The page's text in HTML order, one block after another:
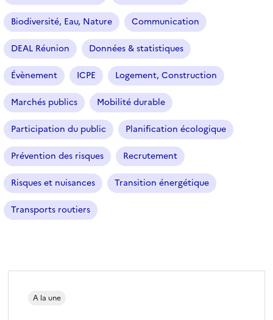
l
e
s
Biodiversité, Eau, Nature Communication
DEAL Réunion Données & statistiques
Évènement ICPE Logement, Construction
Marchés publics Mobilité durable
Participation du public Planification écologique
Prévention des risques Recrutement
Risques et nuisances Transition énergétique
Transports routiers
A la une